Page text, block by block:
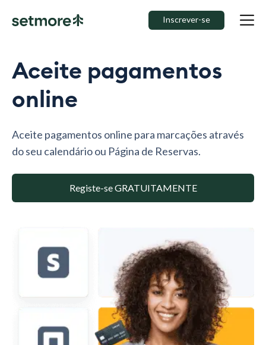
Inscrever-se
Aceite pagamentos
online
Aceite pagamentos online para marcações através
do seu calendário ou Página de Reservas.
Registe-se GRATUITAMENTE